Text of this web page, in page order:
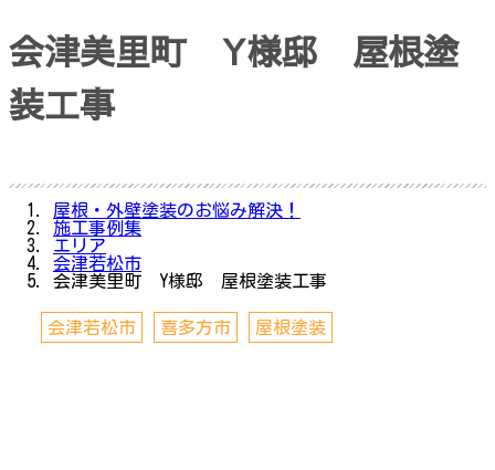
会津美里町 Y様邸 屋根塗
装工事
屋根・外壁塗装のお悩み解決！
施工事例集
エリア
会津若松市
会津美里町 Y様邸 屋根塗装工事
会津若松市 喜多方市 屋根塗装